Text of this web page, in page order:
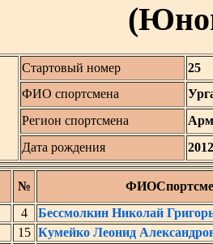
Стартовый номер
25
ФИО спортсмена
Регион спортсмена
Дата рождения
2012
№
4
Бессмолкин Николай
15 Кумейко Леонид